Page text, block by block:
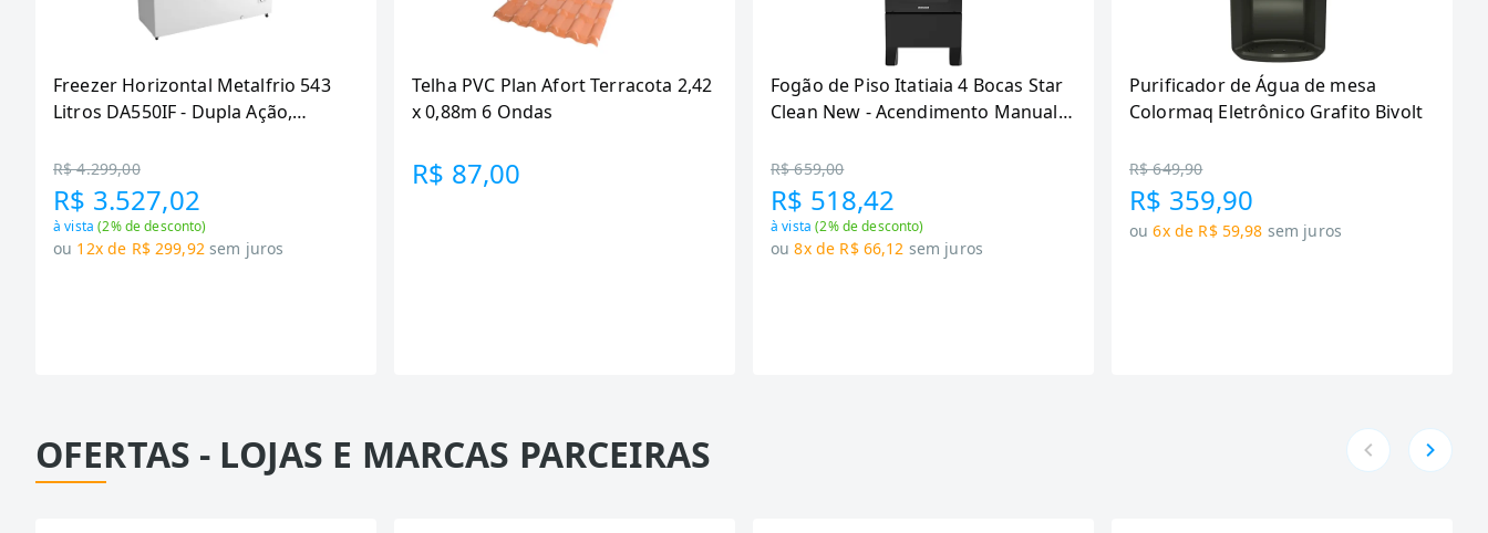
Freezer Horizontal Metalfrio 543
Litros DA550IF - Dupla Ação,
R$ 4.299,00
R$ 3.527,02
à vista(2% de desconto)
ou 12x de R$ 299,92 sem juros
Telha PVC Plan Afort Terracota 2,42
x 0,88m 6 Ondas
R$ 87,00
Fogão de Piso Itatiaia 4 Bocas Star
Clean New - Acendimento Manual,
R$ 659,00
R$ 518,42
à vista(2% de desconto)
ou 8x de R$ 66,12 sem juros
Purificador de Água de mesa
Colormaq Eletrônico Grafito Bivolt
R$ 649,90
R$ 359,90
ou 6x de R$ 59,98 sem juros
OFERTAS - LOJAS E MARCAS PARCEIRAS